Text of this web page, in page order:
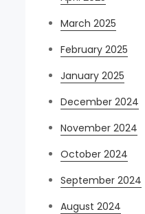
March 2025
February 2025
January 2025
December 2024
November 2024
October 2024
September 2024
August 2024